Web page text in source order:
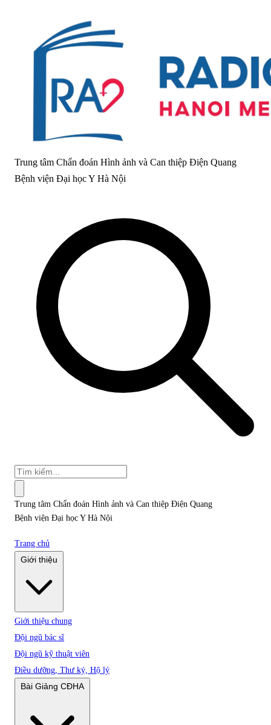
Trung tâm Chẩn đoán Hình ảnh và Can thiệp Điện Quang
Bệnh viện Đại học Y Hà Nội
Trung tâm Chẩn đoán Hình ảnh và Can thiệp Điện Quang
Bệnh viện Đại học Y Hà Nội
Trang chủ
Giới thiệu chung
Đội ngũ bác sĩ
Đội ngũ kỹ thuật viên
Điều dưỡng, Thư ký, Hộ lý